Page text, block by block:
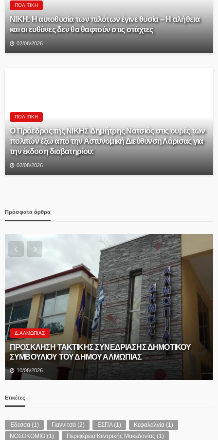
ΠΟΛΙΤΙΚΉ
ΝΙΚΗ: Η αυτοθυσία των πιλότων έγινε θυσία – Η αλήθεια
και οι ευθύνες δεν θα θαφτούν στις στάχτες
02/08/2026
ΠΟΛΙΤΙΚΉ
Ο Πρόεδρος της ΝΙΚΗΣ Δημήτρης Νατσιός στις ουρές των
πολιτών έξω από την Αστυνομική Διεύθυνση Λάρισας για
την έκδοση διαβατηρίου:
02/08/2026
Πρόσφατα άρθρα
Δ.ΑΛΜΩΠΊΑΣ
ΠΡΟΣΚΛΗΣΗ ΤΑΚΤΙΚΗΣ ΣΥΝΕΔΡΙΑΣΗΣ ΔΗΜΟΤΙΚΟΥ
ΣΥΜΒΟΥΛΙΟΥ ΤΟΥ ΔΗΜΟΥ ΑΛΜΩΠΙΑΣ
10/08/2026
Ετικέτες
Έδεσσα (1) Γιαννιτσά (2) ΕΣΠΑ(1) Κεφαλαλγία (1)
ΝΟΣΟΚΟΜΙΟ (1) Περιφέρεια Κεντρικής Μακεδονίας (1)